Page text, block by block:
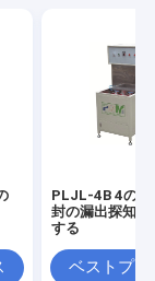
PLJL-4B 4の場
封の漏出探知器
する
ベストプラ